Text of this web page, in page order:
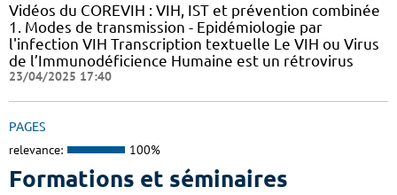
Vidéos du COREVIH : VIH, IST et prévention combinée
1. Modes de transmission - Epidémiologie par
l'infection VIH Transcription textuelle Le VIH ou Virus
de l’Immunodéficience Humaine est un rétrovirus
23/04/2025 17:40
PAGES
relevance: 100%
Formations et séminaires